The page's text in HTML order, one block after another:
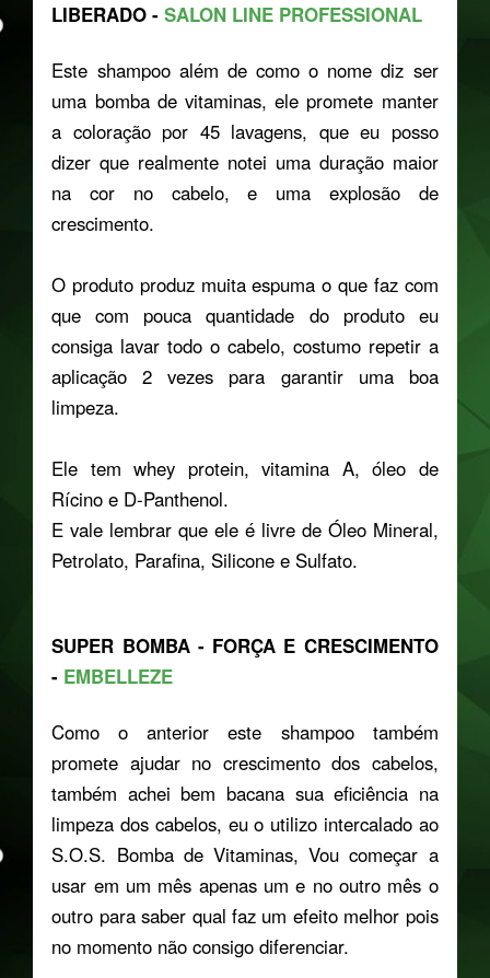
LIBERADO -SALON LINE PROFESSIONAL
Este shampoo além de como o nome diz ser
uma bomba de vitaminas, ele promete manter
a coloração por 45 lavagens, que eu posso
dizer que realmente notei uma duração maior
na cor no cabelo, e uma explosão de
crescimento.
O produto produz muita espuma o que faz com
que com pouca quantidade do produto eu
consiga lavar todo o cabelo, costumo repetir a
aplicação 2 vezes para garantir uma boa
limpeza.
Ele tem whey protein, vitamina A, óleo de
Rícino e D-Panthenol.
E vale lembrar que ele é livre de Óleo Mineral,
Petrolato, Parafina, Silicone e Sulfato.
SUPER BOMBA - FORÇA E CRESCIMENTO
- EMBELLEZE
Como o anterior este shampoo também
promete ajudar no crescimento dos cabelos,
também achei bem bacana sua eficiência na
limpeza dos cabelos, eu o utilizo intercalado ao
S.O.S. Bomba de Vitaminas, Vou começar a
usar em um mês apenas um e no outro mês o
outro para saber qual faz um efeito melhor pois
no momento não consigo diferenciar.